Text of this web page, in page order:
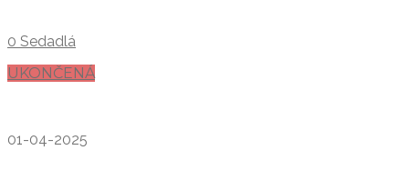
0 Sedadlá
UKONČENÁ
01-04-2025